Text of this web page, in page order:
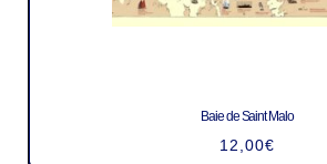
Baie de Saint Malo
12,00€